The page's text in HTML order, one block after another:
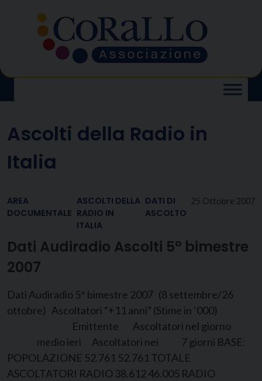
content
Ascolti della Radio in
Italia
25 Ottobre 2007
AREA
DOCUMENTALE
ASCOLTI DELLA
RADIO IN
ITALIA
DATI DI
ASCOLTO
Dati Audiradio Ascolti 5° bimestre
2007
Dati Audiradio 5° bimestre 2007 (8 settembre/26
ottobre) Ascoltatori “+11 anni” (Stime in ‘000)
Emittente Ascoltatori nel giorno
medio ieri Ascoltatori nei 7 giorni BASE:
POPOLAZIONE 52.761 52.761 TOTALE
ASCOLTATORI RADIO 38.612 46.005 RADIO